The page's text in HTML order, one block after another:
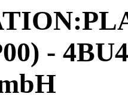
-